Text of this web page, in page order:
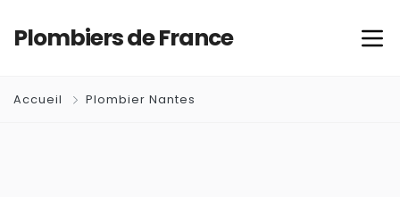
Plombiers de France
Accueil Plombier Nantes